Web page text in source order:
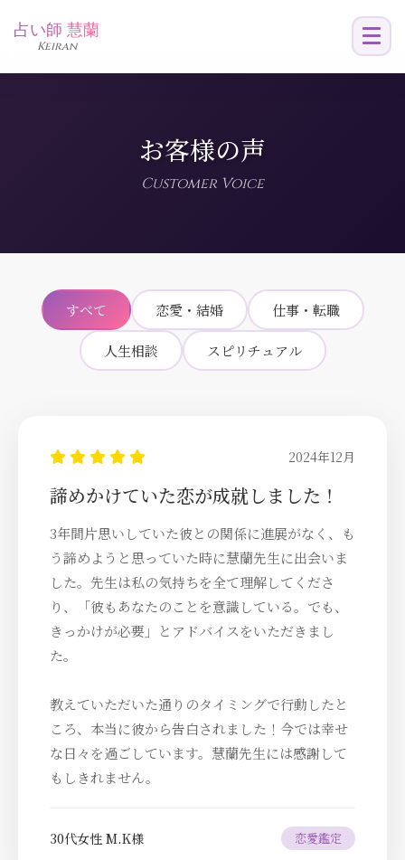
占い師 慧蘭
Keiran
お客様の声
Customer Voice
すべて 恋愛・結婚 仕事・転職
人生相談 スピリチュアル
2024年12月
諦めかけていた恋が成就しました！
3年間片思いしていた彼との関係に進展がなく、も
う諦めようと思っていた時に慧蘭先生に出会いま
した。先生は私の気持ちを全て理解してくださ
り、「彼もあなたのことを意識している。でも、
きっかけが必要」とアドバイスをいただきまし
た。
教えていただいた通りのタイミングで行動したと
ころ、本当に彼から告白されました！今では幸せ
な日々を過ごしています。慧蘭先生には感謝して
もしきれません。
30代女性 M.K様 恋愛鑑定